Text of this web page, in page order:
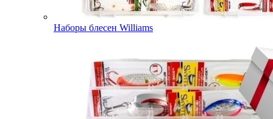
Наборы блесен Williams